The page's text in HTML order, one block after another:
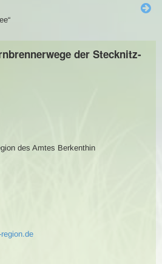
der Stecknitz-
des Amtes Berkenthin